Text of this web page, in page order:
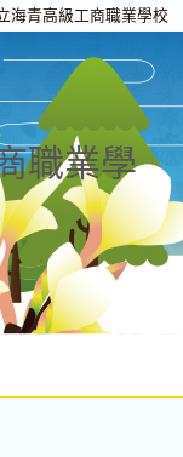
海青高級工商職業學校
職業學